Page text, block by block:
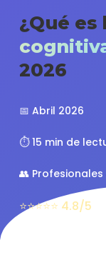
¿Qué es
2026
📅 Abril 2026
⏱️ 15 min de
👥
⭐⭐⭐⭐⭐ 4.8/5